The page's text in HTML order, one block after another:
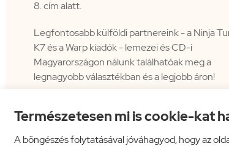
Természetesen mi is cookie-kat
A böngészés folytatásával jóváhagyod, hogy az
8. cím alatt.
Legfontosabb külföldi partnereink - a Ninja
K7 és a Warp kiadók - lemezei és CD-i
Magyarországon nálunk találhatóak meg a
legnagyobb választékban és a legjobb áron!